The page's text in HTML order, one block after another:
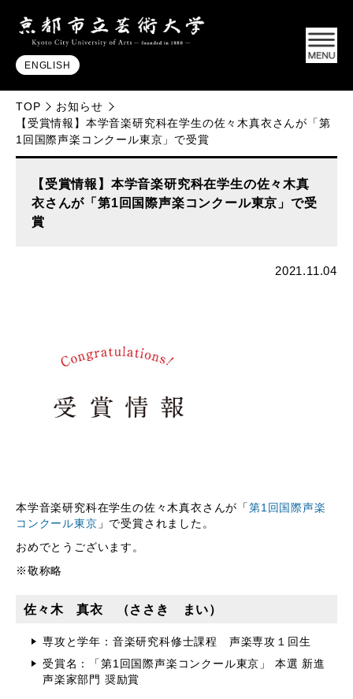
ENGLISH
TOP
お知らせ
【受賞情報】本学音楽研究科在学生の佐々木真衣さんが「第
1回国際声楽コンクール東京」で受賞
【受賞情報】本学音楽研究科在学生の佐々木真
衣さんが「第1回国際声楽コンクール東京」で受
賞
2021.11.04
本学音楽研究科在学生の佐々木真衣さんが「第1回国際声楽
コンクール東京 」で受賞されました。
おめでとうございます。
※敬称略
佐々木 真衣 （ささき まい）
専攻と学年：音楽研究科修士課程 声楽専攻１回生
受賞名：「第1回国際声楽コンクール東京」 本選 新進
声楽家部門 奨励賞